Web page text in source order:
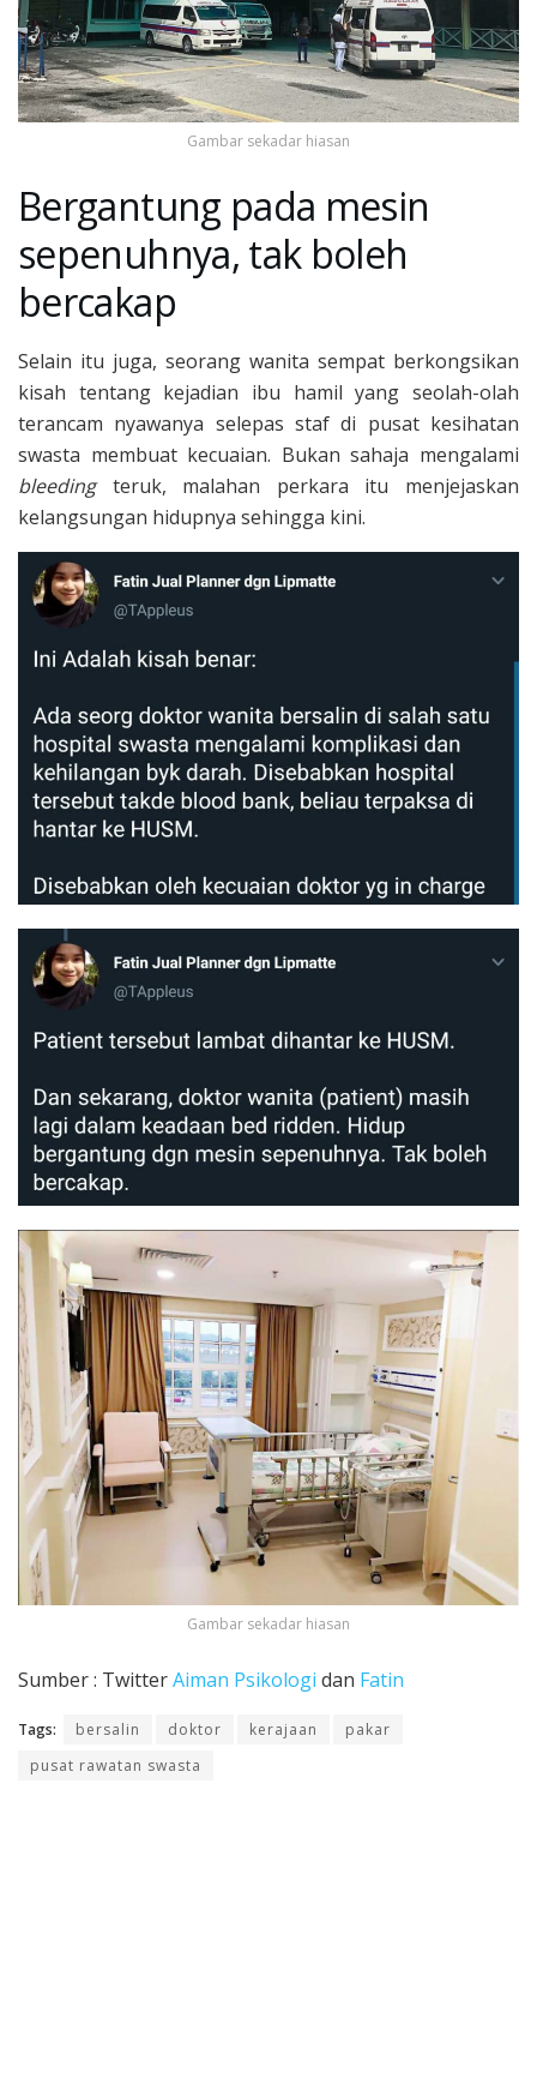
Gambar sekadar hiasan
Bergantung pada mesin
sepenuhnya, tak boleh
bercakap
Selain itu juga, seorang wanita sempat berkongsikan
kisah tentang kejadian ibu hamil yang seolah-olah
terancam nyawanya selepas staf di pusat kesihatan
swasta membuat kecuaian. Bukan sahaja mengalami
bleedingteruk, malahan perkara itu menjejaskan
kelangsungan hidupnya sehingga kini.
Gambar sekadar hiasan
Sumber : TwitterAiman Psikologi dan Fatin
Tags: bersalin doktor kerajaan
pakar
pusat rawatan swasta